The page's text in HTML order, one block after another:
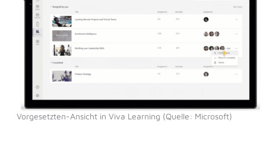
Vorgesetzten-Ansicht in Viva Learning (Quelle: Microsoft)